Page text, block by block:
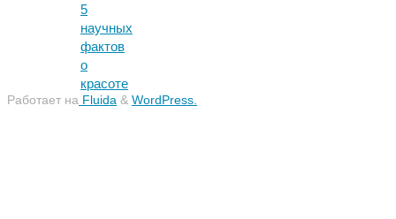
5
научных
фактов
о
красоте
Работает на Fluida & WordPress.